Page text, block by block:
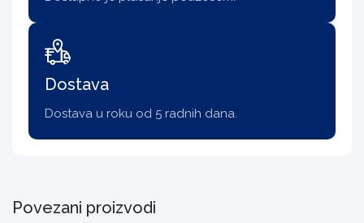
Dostava
Dostava u roku od 5 radnih dana.
Povezani proizvodi